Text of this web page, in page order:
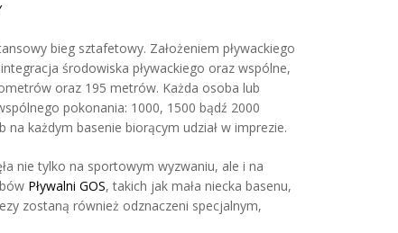
bieg sztafetowy. Założeniem pływackiego
środowiska pływackiego oraz wspólne,
oraz 195 metrów. Każda osoba lub
pokonania: 1000, 1500 bądź 2000
każdym basenie biorącym udział w imprezie.
nie tylko na sportowym wyzwaniu, ale i na
Pływalni GOS, takich jak mała niecka basenu,
zostaną również odznaczeni specjalnym,